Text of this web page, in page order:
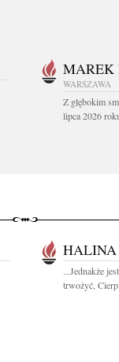
MAREK
WARSZAWA
Z głębokim
lipca 2026
...Jednakże
trwożyć,